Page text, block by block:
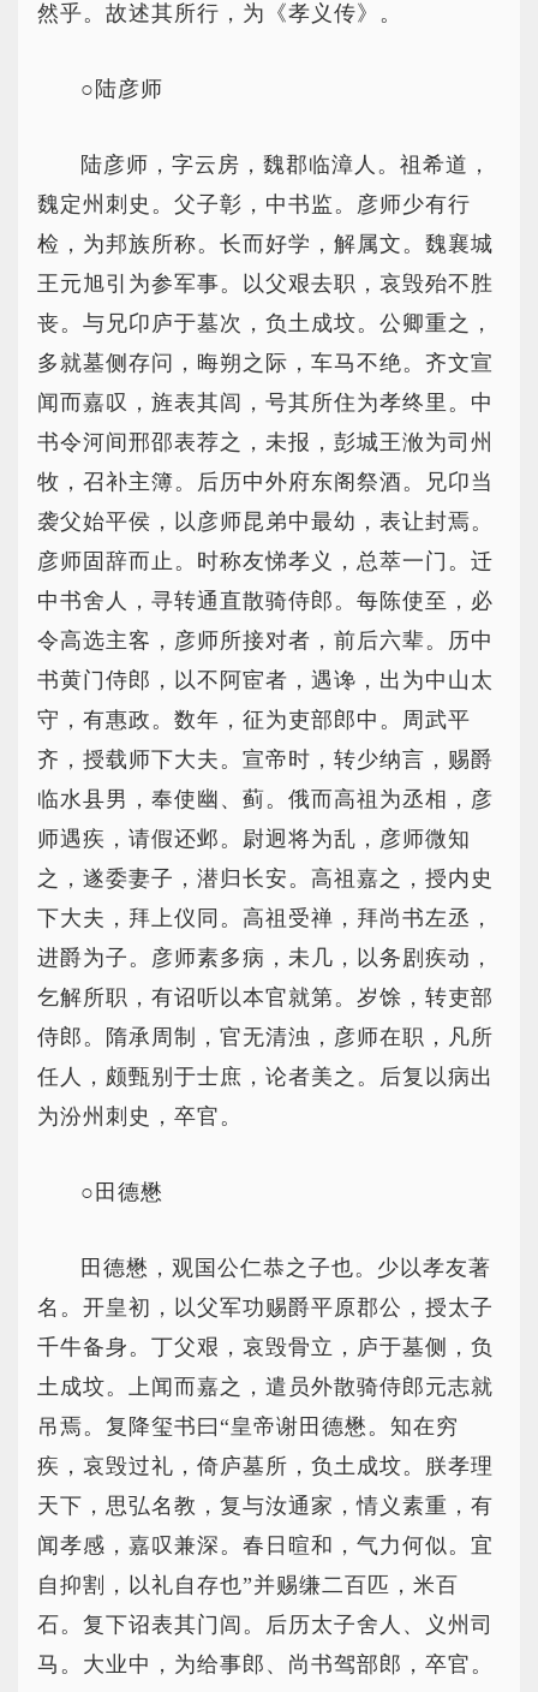
然乎。故述其所行，为《孝义传》。
○陆彦师
陆彦师，字云房，魏郡临漳人。祖希道，
魏定州刺史。父子彰，中书监。彦师少有行
检，为邦族所称。长而好学，解属文。魏襄城
王元旭引为参军事。以父艰去职，哀毁殆不胜
丧。与兄卬庐于墓次，负土成坟。公卿重之，
多就墓侧存问，晦朔之际，车马不绝。齐文宣
闻而嘉叹，旌表其闾，号其所住为孝终里。中
书令河间邢邵表荐之，未报，彭城王浟为司州
牧，召补主簿。后历中外府东阁祭酒。兄卬当
袭父始平侯，以彦师昆弟中最幼，表让封焉。
彦师固辞而止。时称友悌孝义，总萃一门。迁
中书舍人，寻转通直散骑侍郎。每陈使至，必
令高选主客，彦师所接对者，前后六辈。历中
书黄门侍郎，以不阿宦者，遇谗，出为中山太
守，有惠政。数年，征为吏部郎中。周武平
齐，授载师下大夫。宣帝时，转少纳言，赐爵
临水县男，奉使幽、蓟。俄而高祖为丞相，彦
师遇疾，请假还邺。尉迥将为乱，彦师微知
之，遂委妻子，潜归长安。高祖嘉之，授内史
下大夫，拜上仪同。高祖受禅，拜尚书左丞，
进爵为子。彦师素多病，未几，以务剧疾动，
乞解所职，有诏听以本官就第。岁馀，转吏部
侍郎。隋承周制，官无清浊，彦师在职，凡所
任人，颇甄别于士庶，论者美之。后复以病出
为汾州刺史，卒官。
○田德懋
田德懋，观国公仁恭之子也。少以孝友著
名。开皇初，以父军功赐爵平原郡公，授太子
千牛备身。丁父艰，哀毁骨立，庐于墓侧，负
土成坟。上闻而嘉之，遣员外散骑侍郎元志就
吊焉。复降玺书曰“皇帝谢田德懋。知在穷
疾，哀毁过礼，倚庐墓所，负土成坟。朕孝理
天下，思弘名教，复与汝通家，情义素重，有
闻孝感，嘉叹兼深。春日暄和，气力何似。宜
自抑割，以礼自存也”并赐缣二百匹，米百
石。复下诏表其门闾。后历太子舍人、义州司
马。大业中，为给事郎、尚书驾部郎，卒官。